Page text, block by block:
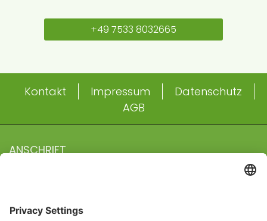
+49 7533 8032665
Kontakt Impressum
Datenschutz
AGB
ANSCHRIFT
GREEN-ESTATE eine Marke der Willi Mayer Projekt GmbH
78476 Allensbach
Abonnieren Sie unseren